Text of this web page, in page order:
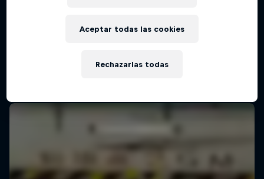
Rechazarlas todas
Aceptar todas las cookies